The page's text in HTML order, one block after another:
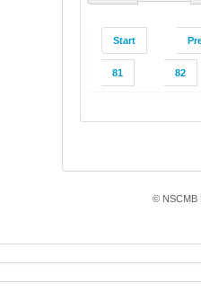
Start
81 82
© NSCMB